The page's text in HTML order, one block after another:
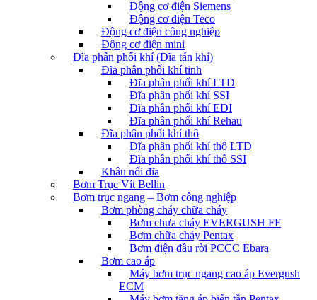
Động cơ điện Siemens
Động cơ điện Teco
Động cơ điện công nghiệp
Động cơ điện mini
Đĩa phân phối khí (Đĩa tán khí)
Đĩa phân phối khí tinh
Đĩa phân phối khí LTD
Đĩa phân phối khí SSI
Đĩa phân phối khí EDI
Đĩa phân phối khí Rehau
Đĩa phân phối khí thô
Đĩa phân phối khí thô LTD
Đĩa phân phối khí thô SSI
Khâu nối đĩa
Bơm Trục Vít Bellin
Bơm trục ngang – Bơm công nghiệp
Bơm phòng cháy chữa cháy
Bơm chưa cháy EVERGUSH FF
Bơm chữa cháy Pentax
Bơm điện đầu rời PCCC Ebara
Bơm cao áp
Máy bơm trục ngang cao áp Evergush
ECM